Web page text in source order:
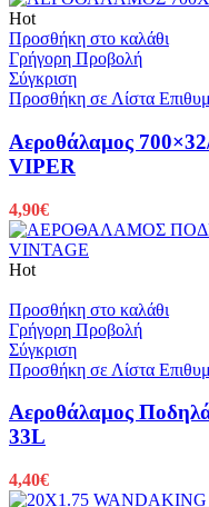
Hot
Προσθήκη στο καλάθι
Γρήγορη Προβολή
Σύγκριση
Προσθήκη σε Λίστα
Αεροθάλαμος
VIPER
4,90€
Hot
Προσθήκη στο καλάθι
Γρήγορη Προβολή
Σύγκριση
Προσθήκη σε Λίστα
Αεροθάλαμος
33L
4,40€